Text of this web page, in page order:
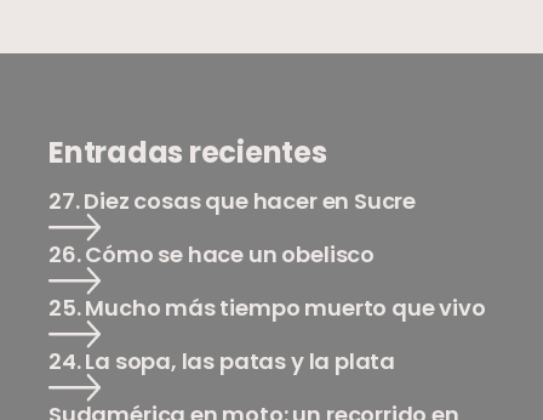
Entradas recientes
27. Diez cosas que hacer en Sucre
26. Cómo se hace un obelisco
25. Mucho más tiempo muerto que vivo
24. La sopa, las patas y la plata